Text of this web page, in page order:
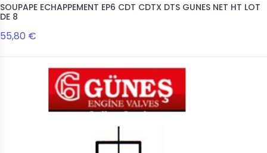
SOUPAPE ECHAPPEMENT EP6 CDT CDTX DTS GUNES NET HT LOT
DE 8
55,80 €